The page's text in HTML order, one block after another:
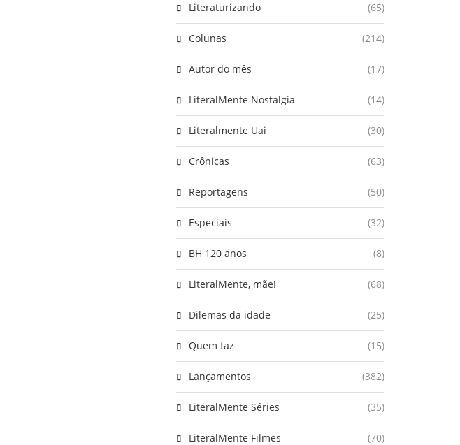
Literaturizando (65)
Colunas (214)
Autor do mês (17)
LiteralMente Nostalgia (14)
Literalmente Uai (30)
Crônicas (63)
Reportagens (50)
Especiais (32)
BH 120 anos (8)
LiteralMente, mãe! (68)
Dilemas da idade (25)
Quem faz (15)
Lançamentos (382)
LiteralMente Séries (35)
LiteralMente Filmes (70)